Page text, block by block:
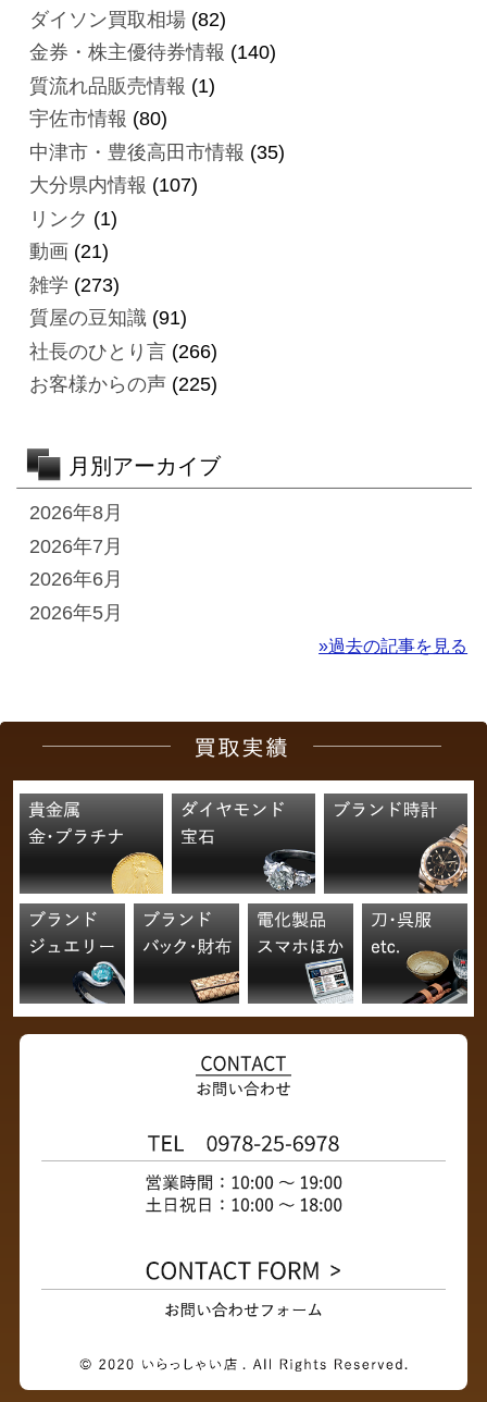
ダイソン買取相場(82)
金券・株主優待券情報 (140)
質流れ品販売情報 (1)
宇佐市情報 (80)
中津市・豊後高田市情報 (35)
大分県内情報 (107)
リンク (1)
動画 (21)
雑学 (273)
質屋の豆知識(91)
社長のひとり言(266)
お客様からの声(225)
月別アーカイブ
2026年8月
2026年7月
2026年6月
2026年5月
»過去の記事を見る